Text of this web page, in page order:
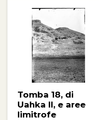
Tomba 18, di
Uahka II, e aree
limitrofe